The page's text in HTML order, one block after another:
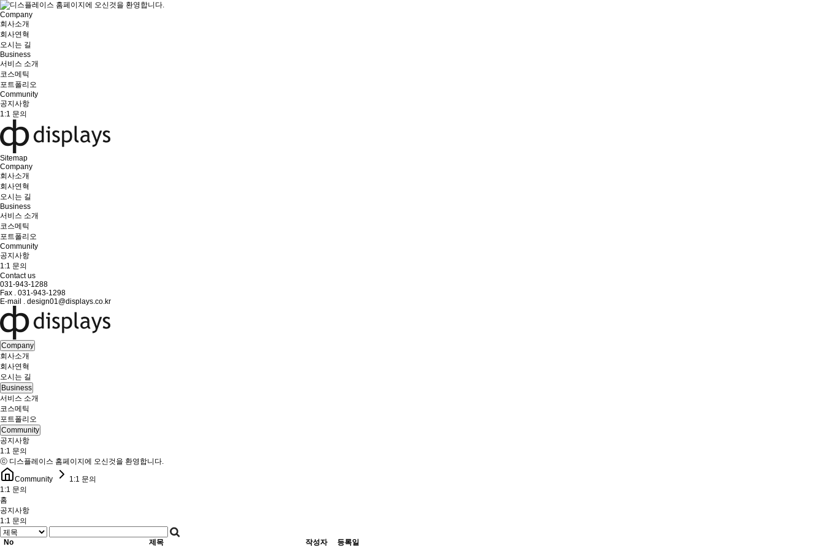
Company
회사소개
회사연혁
오시는 길
Business
서비스 소개
코스메틱
포트폴리오
Community
공지사항
1:1 문의
Sitemap
Company
회사소개
회사연혁
오시는 길
Business
서비스 소개
코스메틱
포트폴리오
Community
공지사항
1:1 문의
Contact us
031-943-1288
Fax . 031-943-1298
E-mail . design01@displays.co.kr
Company
회사소개
회사연혁
오시는 길
Business
서비스 소개
코스메틱
포트폴리오
Community
공지사항
1:1 문의
ⓒ 디스플레이스 홈페이지에 오신것을 환영합니다.
Community
1:1 문의
1:1 문의
홈
공지사항
1:1 문의
No 제목 작성자
등록일